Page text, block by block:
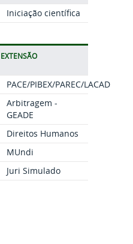
Iniciação científica
EXTENSÃO
PACE/PIBEX/PAREC/LACAD
Arbitragem -
GEADE
Direitos Humanos
MUndi
Juri Simulado